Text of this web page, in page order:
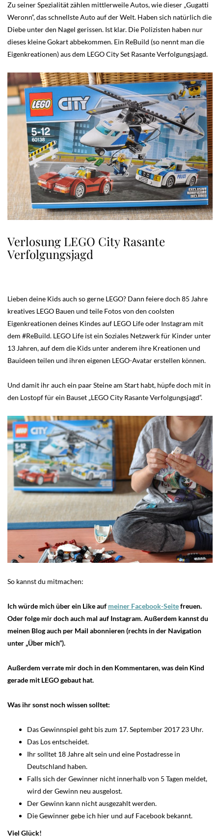
Zu seiner Spezialität zählen mittlerweile Autos, wie dieser „Gugatti
Weronn“, das schnellste Auto auf der Welt. Haben sich natürlich die
Diebe unter den Nagel gerissen. Ist klar. Die Polizisten haben nur
dieses kleine Gokart abbekommen. Ein ReBuild (so nennt man die
Eigenkreationen) aus dem LEGO City Set Rasante Verfolgungsjagd.
Verlosung LEGO City Rasante
Verfolgungsjagd
Lieben deine Kids auch so gerne LEGO? Dann feiere doch 85 Jahre
kreatives LEGO Bauen und teile Fotos von den coolsten
Eigenkreationen deines Kindes auf LEGO Life oder Instagram mit
dem #ReBuild. LEGO Life ist ein Soziales Netzwerk für Kinder unter
13 Jahren, auf dem die Kids unter anderem ihre Kreationen und
Bauideen teilen und ihren eigenen LEGO-Avatar erstellen können.
Und damit ihr auch ein paar Steine am Start habt, hüpfe doch mit in
den Lostopf für ein Bauset „LEGO City Rasante Verfolgungsjagd“.
So kannst du mitmachen:
Ich würde mich über ein Like auf meiner Facebook-Seitefreuen.
Oder folge mir doch auch mal auf Instagram. Außerdem kannst du
meinen Blog auch per Mail abonnieren (rechts in der Navigation
unter „Über mich“).
Außerdem verrate mir doch in den Kommentaren, was dein Kind
gerade mit LEGO gebaut hat.
Was ihr sonst noch wissen solltet:
Das Gewinnspiel geht bis zum 17. September 2017 23 Uhr.
Das Los entscheidet.
Ihr solltet 18 Jahre alt sein und eine Postadresse in
Deutschland haben.
Falls sich der Gewinner nicht innerhalb von 5 Tagen meldet,
wird der Gewinn neu ausgelost.
Der Gewinn kann nicht ausgezahlt werden.
Die Gewinner gebe ich hier und auf Facebook bekannt.
Viel Glück!